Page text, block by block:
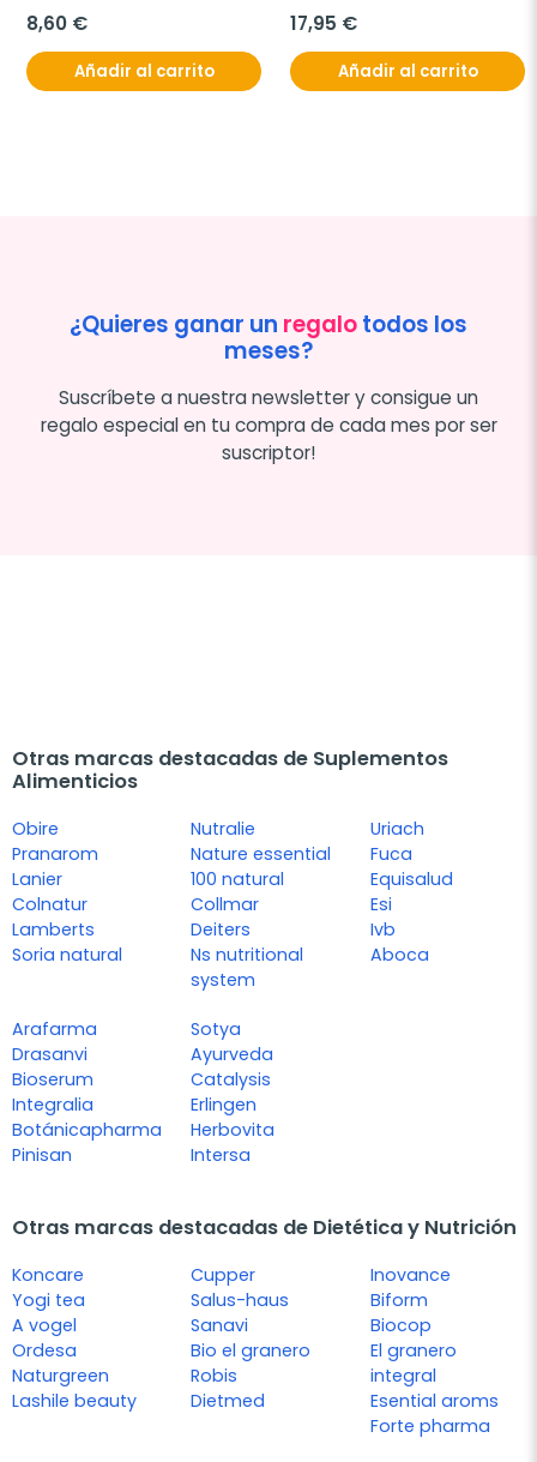
8,60 €
Añadir al carrito
17,95 €
Añadir al carrito
¿Quieres ganar un regalotodos los
meses?
Suscríbete a nuestra newsletter y consigue un
regalo especial en tu compra de cada mes por ser
suscriptor!
Otras marcas destacadas de Suplementos
Alimenticios
Obire
Pranarom
Lanier
Colnatur
Lamberts
Soria natural
Nutralie
Nature essential
100 natural
Collmar
Deiters
Ns nutritional
system
Uriach
Fuca
Equisalud
Esi
Ivb
Aboca
Arafarma
Drasanvi
Bioserum
Integralia
Botánicapharma
Pinisan
Sotya
Ayurveda
Catalysis
Erlingen
Herbovita
Intersa
Otras marcas destacadas de Dietética y Nutrición
Koncare
Yogi tea
A vogel
Ordesa
Naturgreen
Lashile beauty
Cupper
Salus-haus
Sanavi
Bio el granero
Robis
Dietmed
Inovance
Biform
Biocop
El granero
integral
Esential aroms
Forte pharma